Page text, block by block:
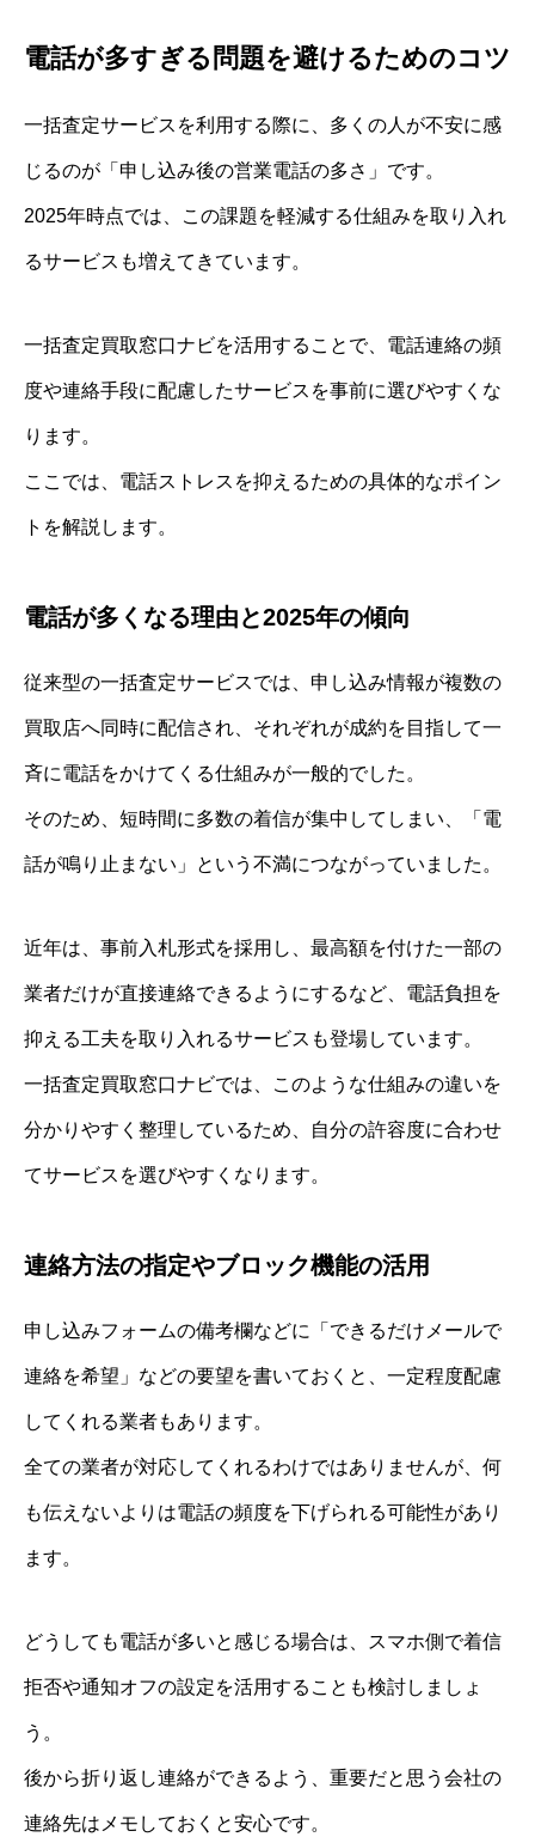
電話が多すぎる問題を避けるためのコツ
一括査定サービスを利用する際に、多くの人が不安に感
じるのが「申し込み後の営業電話の多さ」です。
2025年時点では、この課題を軽減する仕組みを取り入れ
るサービスも増えてきています。
一括査定買取窓口ナビを活用することで、電話連絡の頻
度や連絡手段に配慮したサービスを事前に選びやすくな
ります。
ここでは、電話ストレスを抑えるための具体的なポイン
トを解説します。
電話が多くなる理由と2025年の傾向
従来型の一括査定サービスでは、申し込み情報が複数の
買取店へ同時に配信され、それぞれが成約を目指して一
斉に電話をかけてくる仕組みが一般的でした。
そのため、短時間に多数の着信が集中してしまい、「電
話が鳴り止まない」という不満につながっていました。
近年は、事前入札形式を採用し、最高額を付けた一部の
業者だけが直接連絡できるようにするなど、電話負担を
抑える工夫を取り入れるサービスも登場しています。
一括査定買取窓口ナビでは、このような仕組みの違いを
分かりやすく整理しているため、自分の許容度に合わせ
てサービスを選びやすくなります。
連絡方法の指定やブロック機能の活用
申し込みフォームの備考欄などに「できるだけメールで
連絡を希望」などの要望を書いておくと、一定程度配慮
してくれる業者もあります。
全ての業者が対応してくれるわけではありませんが、何
も伝えないよりは電話の頻度を下げられる可能性があり
ます。
どうしても電話が多いと感じる場合は、スマホ側で着信
拒否や通知オフの設定を活用することも検討しましょ
う。
後から折り返し連絡ができるよう、重要だと思う会社の
連絡先はメモしておくと安心です。